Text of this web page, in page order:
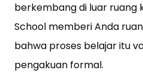
berkembang di luar ruang
School memberi Anda
bahwa proses belajar itu
pengakuan formal.